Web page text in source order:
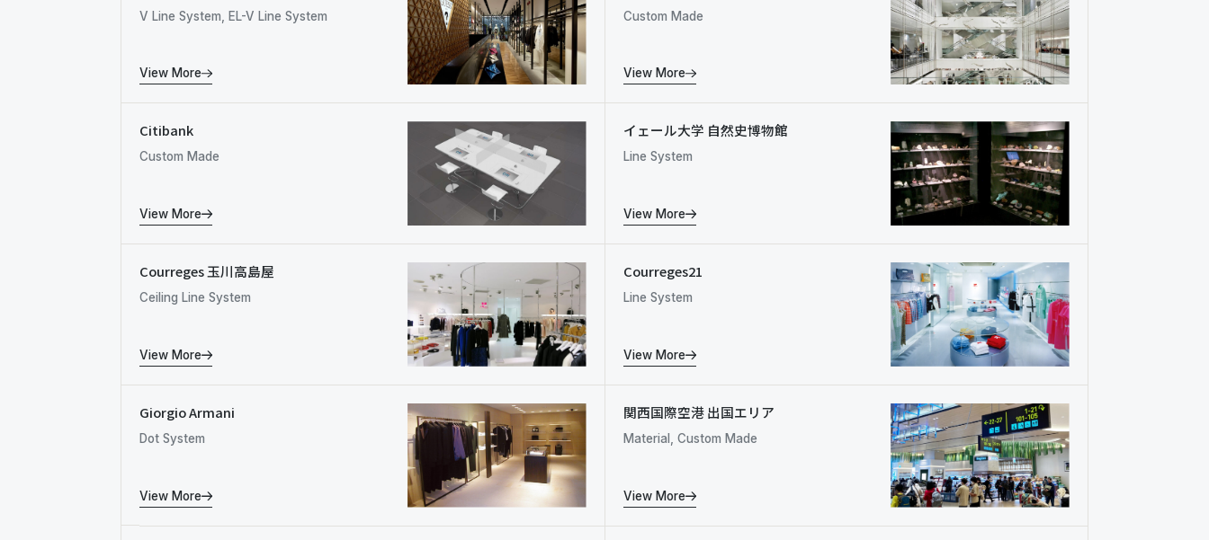
V Line System, EL-V Line System
View More
Custom Made
View More
Citibank
Custom Made
View More
イェール大学 自然史博物館
Line System
View More
Courreges 玉川高島屋
Ceiling Line System
View More
Courreges21
Line System
View More
Giorgio Armani
Dot System
View More
関西国際空港 出国エリア
Material, Custom Made
View More